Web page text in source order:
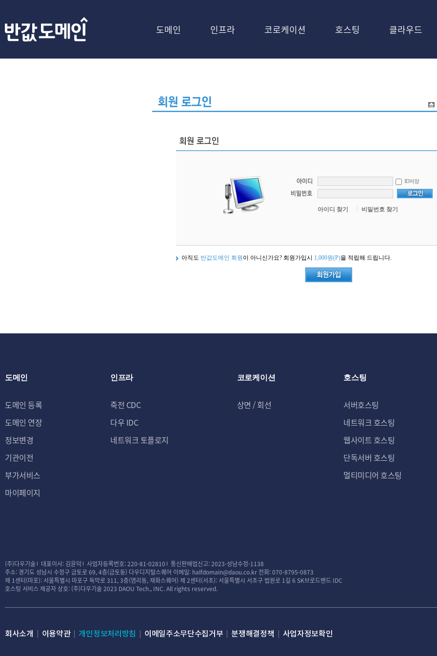
도메인 인프라 코로케이션 호스팅 클라우드
ID저장
아이디 찾기 비밀번호 찾기
아직도 반값도메인 회원 이 아니신가요? 회원가입시 1,000원(P)을 적립해 드립니다.
도메인
도메인 등록
도메인 연장
정보변경
기관이전
부가서비스
마이페이지
인프라
죽전 CDC
다우 IDC
네트워크 토플로지
코로케이션
상면 / 회선
호스팅
서버호스팅
네트워크 호스팅
웹사이트 호스팅
단독서버 호스팅
멀티미디어 호스팅
(주)다우기술 대표이사: 김윤덕 사업자등록번호: 220-81-02810
통신판매업신고: 2023-성남수정-1138
주소: 경기도 성남시 수정구 금토로 69, 4층(금토동) 다우디지털스퀘어 이메일: halfdomain@daou.co.kr 전화: 070-8795-0873
제 1센터(마포): 서울특별시 마포구 독막로 311, 3층(염리동, 재화스퀘어) 제 2센터(서초): 서울특별시 서초구 법원로 1길 6 SK브로드밴드 IDC
호스팅 서비스 제공자 상호: (주)다우기술2023 DAOU Tech., INC. All rights reserved.
회사소개 이용약관 개인정보처리방침 이메일주소무단수집거부 분쟁해결정책 사업자정보확인